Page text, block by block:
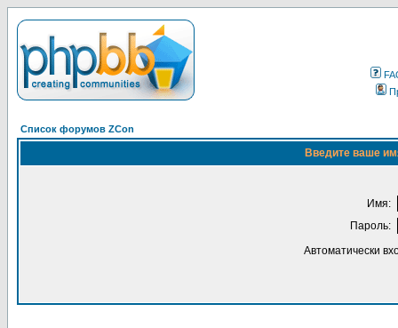
Список форумов ZCon
Введите ваше
Имя:
Пароль:
Автоматически